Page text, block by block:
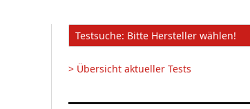
> Übersicht aktueller Tests